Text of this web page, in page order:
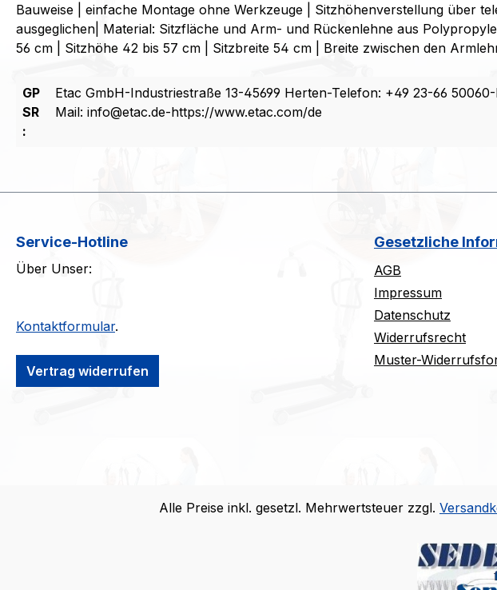
Bauweise | einfache Montage ohne Werkzeuge | Sitzhöhenverstellung über
ausgeglichen| Material: Sitzfläche und Arm- und Rückenlehne aus
56 cm | Sitzhöhe 42 bis 57 cm | Sitzbreite 54 cm | Breite zwischen den
GP
SR
:
Etac GmbH-Industriestraße 13-45699 Herten-Telefon: +49 23-66
Mail: info@etac.de-https://www.etac.com/de
Service-Hotline
Über Unser:
Kontaktformular.
Vertrag widerrufen
Gesetzliche
AGB
Impressum
Datenschutz
Widerrufsrecht
Muster-
Alle Preise inkl. gesetzl. Mehrwertsteuer zzgl.